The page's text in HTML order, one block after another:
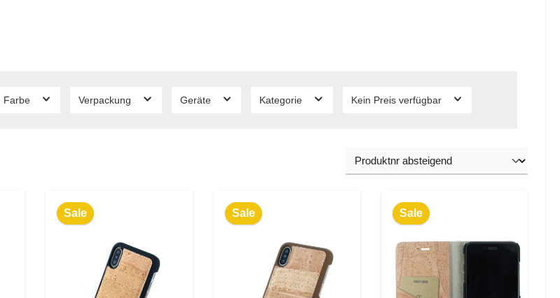
Farbe Verpackung Geräte Kategorie Kein Preis verfügbar
Sale Sale Sale